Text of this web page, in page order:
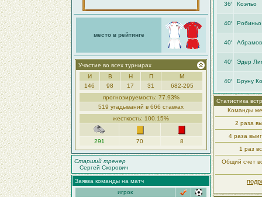
место в рейтинге
Участие во всех турнирах
И
В Н П
М
146
98 17 31
682-295
прогнозируемость: 77.93%
519 угадываний в 666 ставках
жесткость: 100.15%
291 70 8
Старший тренер
Сергей Скорович
Заявка команды на матч
игрок
36′ Коэльо
40′ Робиньо
40′ Абрамов
40′ Эдер
40′ Бруну
Статистика
Команды
2 раза
4 раза
1 раз
Общий счет